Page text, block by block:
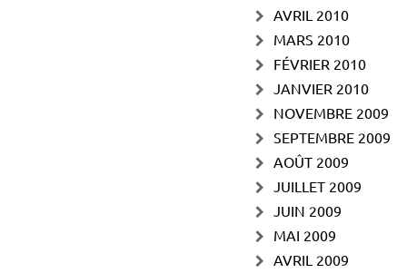
AVRIL 2010
MARS 2010
FÉVRIER 2010
JANVIER 2010
NOVEMBRE 2009
SEPTEMBRE 2009
AOÛT 2009
JUILLET 2009
JUIN 2009
MAI 2009
AVRIL 2009